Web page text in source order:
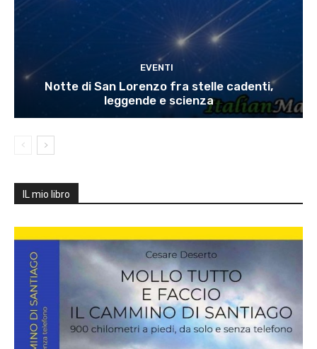
EVENTI
Notte di San Lorenzo fra stelle cadenti,
leggende e scienza
IL mio libro